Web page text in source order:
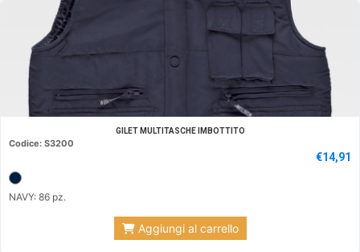
GILET MULTITASCHE IMBOTTITO
Codice: S3200
€14,91
NAVY: 86 pz.
Aggiungi al carrello